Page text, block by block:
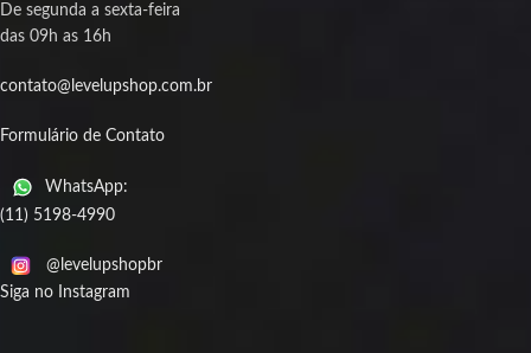
De segunda a sexta-feira
das 09h as 16h
contato@levelupshop.com.br
Formulário de Contato
WhatsApp:
(11) 5198-4990
@levelupshopbr
Siga no Instagram